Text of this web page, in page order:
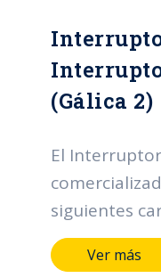
(Gálica 2)
El
siguientes
Terminales y
de aleación
Ver más